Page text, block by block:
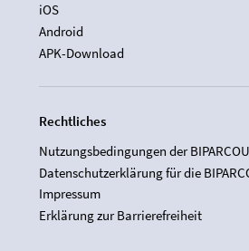
iOS
Android
APK-Download
Rechtliches
Nutzungsbedingungen der
Datenschutzerklärung für die
Impressum
Erklärung zur Barrierefreiheit